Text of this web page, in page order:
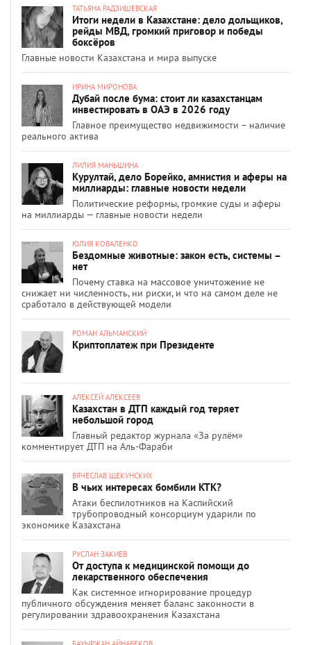
ТАТЬЯНА РАДЗИШЕВСКАЯ
Итоги недели в Казахстане: дело дольщиков,
рейды МВД, громкий приговор и победы
боксёров
Главные новости Казахстана и мира выпуске
ИРИНА МИРОНОВА
Дубай после бума: стоит ли казахстанцам
инвестировать в ОАЭ в 2026 году
Главное преимущество недвижимости – наличие
реального актива
ЛИЛИЯ МАНЬШИНА
Курултай, дело Борейко, амнистия и аферы на
миллиарды: главные новости недели
Политические реформы, громкие суды и аферы
на миллиарды — главные новости недели
ЮЛИЯ КОВАЛЕНКО
Бездомные животные: закон есть, системы –
нет
Почему ставка на массовое уничтожение не
снижает ни численность, ни риски, и что на самом деле не
сработало в действующей модели
РОМАН АЛЬМАНСКИЙ
Криптоплатеж при Президенте
АЛЕКСЕЙ АЛЕКСЕЕВ
Казахстан в ДТП каждый год теряет
небольшой город
Главный редактор журнала «За рулём»
комментирует ДТП на Аль-Фараби
ВЯЧЕСЛАВ ЩЕКУНСКИХ
В чьих интересах бомбили КТК?
Атаки беспилотников на Каспийский
трубопроводный консорциум ударили по
экономике Казахстана
РУСЛАН ЗАКИЕВ
От доступа к медицинской помощи до
лекарственного обеспечения
Как системное игнорирование процедур
публичного обсуждения меняет баланс законности в
регулировании здравоохранения Казахстана